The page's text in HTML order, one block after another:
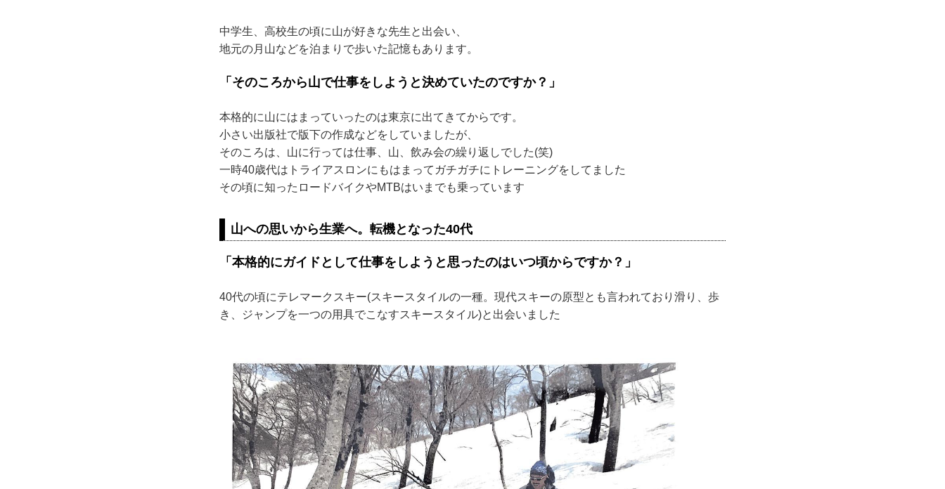
中学生、高校生の頃に山が好きな先生と出会い、
地元の月山などを泊まりで歩いた記憶もあります。
「そのころから山で仕事をしようと決めていたのですか？」
本格的に山にはまっていったのは東京に出てきてからです。
小さい出版社で版下の作成などをしていましたが、
そのころは、山に行っては仕事、山、飲み会の繰り返しでした(笑)
一時40歳代はトライアスロンにもはまってガチガチにトレーニングをしてました
その頃に知ったロードバイクやMTBはいまでも乗っています
山への思いから生業へ。転機となった40代
「本格的にガイドとして仕事をしようと思ったのはいつ頃からですか？」
40代の頃にテレマークスキー(スキースタイルの一種。現代スキーの原型とも言われており滑り、歩
き、ジャンプを一つの用具でこなすスキースタイル)と出会いました